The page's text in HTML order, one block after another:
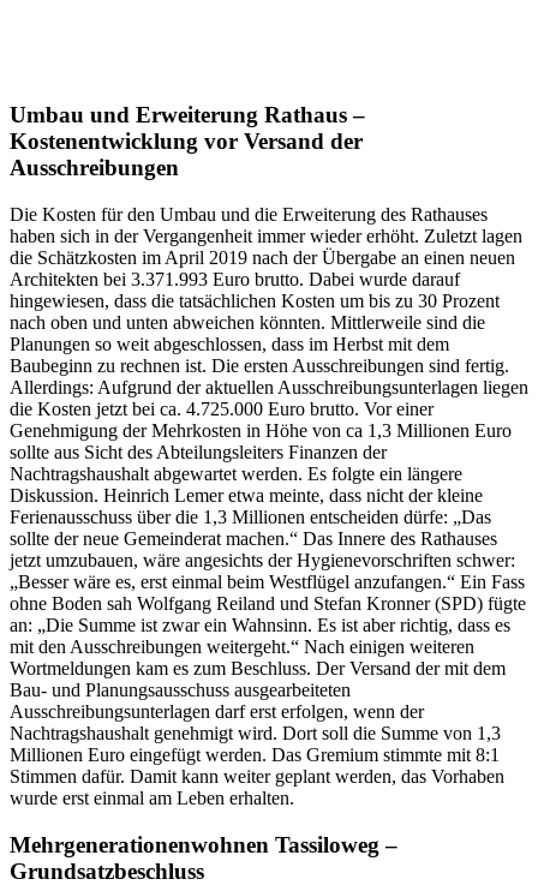
Umbau und Erweiterung Rathaus –
Kostenentwicklung vor Versand der
Ausschreibungen
Die Kosten für den Umbau und die Erweiterung des Rathauses
haben sich in der Vergangenheit immer wieder erhöht. Zuletzt lagen
die Schätzkosten im April 2019 nach der Übergabe an einen neuen
Architekten bei 3.371.993 Euro brutto. Dabei wurde darauf
hingewiesen, dass die tatsächlichen Kosten um bis zu 30 Prozent
nach oben und unten abweichen könnten. Mittlerweile sind die
Planungen so weit abgeschlossen, dass im Herbst mit dem
Baubeginn zu rechnen ist. Die ersten Ausschreibungen sind fertig.
Allerdings: Aufgrund der aktuellen Ausschreibungsunterlagen liegen
die Kosten jetzt bei ca. 4.725.000 Euro brutto. Vor einer
Genehmigung der Mehrkosten in Höhe von ca 1,3 Millionen Euro
sollte aus Sicht des Abteilungsleiters Finanzen der
Nachtragshaushalt abgewartet werden. Es folgte ein längere
Diskussion. Heinrich Lemer etwa meinte, dass nicht der kleine
Ferienausschuss über die 1,3 Millionen entscheiden dürfe: „Das
sollte der neue Gemeinderat machen.“ Das Innere des Rathauses
jetzt umzubauen, wäre angesichts der Hygienevorschriften schwer:
„Besser wäre es, erst einmal beim Westflügel anzufangen.“ Ein Fass
ohne Boden sah Wolfgang Reiland und Stefan Kronner (SPD) fügte
an: „Die Summe ist zwar ein Wahnsinn. Es ist aber richtig, dass es
mit den Ausschreibungen weitergeht.“ Nach einigen weiteren
Wortmeldungen kam es zum Beschluss. Der Versand der mit dem
Bau- und Planungsausschuss ausgearbeiteten
Ausschreibungsunterlagen darf erst erfolgen, wenn der
Nachtragshaushalt genehmigt wird. Dort soll die Summe von 1,3
Millionen Euro eingefügt werden. Das Gremium stimmte mit 8:1
Stimmen dafür. Damit kann weiter geplant werden, das Vorhaben
wurde erst einmal am Leben erhalten.
Mehrgenerationenwohnen Tassiloweg –
Grundsatzbeschluss